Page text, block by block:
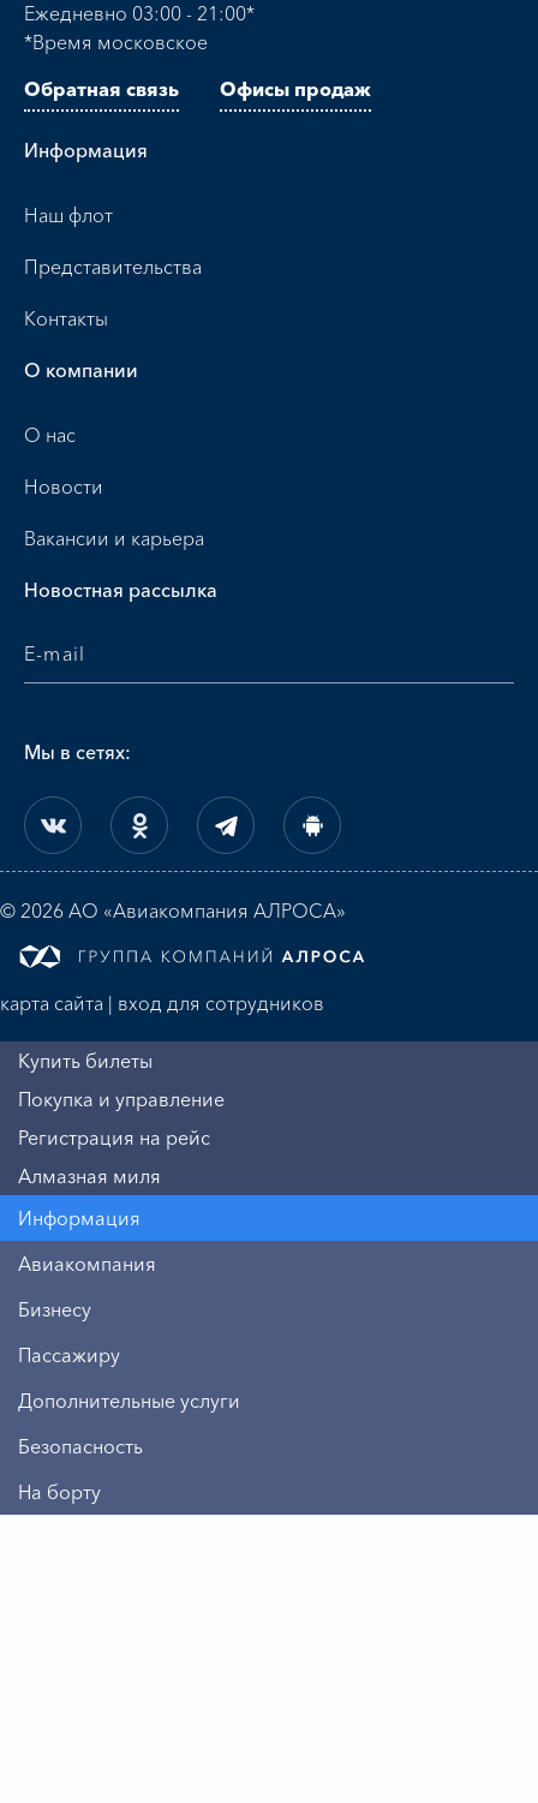
Ежедневно 03:00 - 21:00*
*Время московское
Обратная связь
Офисы продаж
Информация
Наш флот
Представительства
Контакты
О компании
О нас
Новости
Вакансии и карьера
Новостная рассылка
Мы в сетях:
© 2026 АО «Авиакомпания АЛРОСА»
карта сайта | вход для сотрудников
Купить билеты
Покупка и управление
Регистрация на рейс
Алмазная миля
Информация
Авиакомпания
Бизнесу
Пассажиру
Дополнительные услуги
Безопасность
На борту